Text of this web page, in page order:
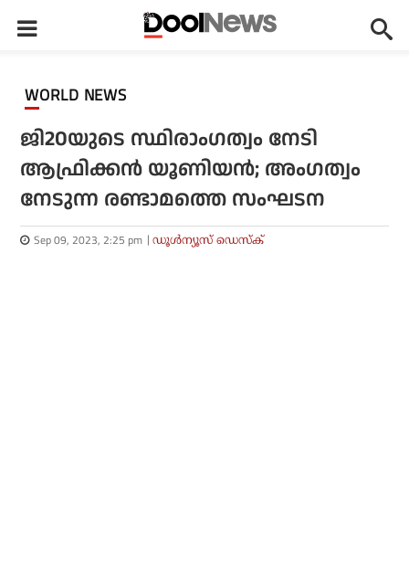
WORLD NEWS
ജി20യുടെ സ്ഥിരാംഗത്വം നേടി
ആഫ്രിക്കൻ യൂണിയൻ; അംഗത്വം
നേടുന്ന രണ്ടാമത്തെ സംഘടന
Sep 09, 2023, 2:25 pm ഡൂള്‍ന്യൂസ് ഡെസ്‌ക്